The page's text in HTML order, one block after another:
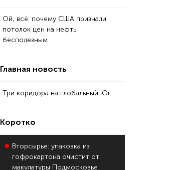
Ой, всё: почему США признали
потолок цен на нефть
бесполезным
Главная новость
Три коридора на глобальный Юг
Коротко
Вторсырье: упаковка из
гофрокартона очистит от
макулатуры Подмосковье